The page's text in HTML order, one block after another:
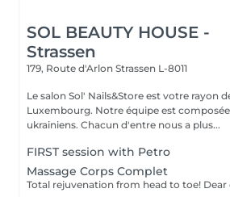
SOL BEAUTY HOUSE -
Strassen
179, Route d'Arlon Strassen L-8011
Le salon Sol' Nails&Store est votre rayon
Luxembourg. Notre équipe est composée de PROspécialistes
ukrainiens. Chacun d'entre nous a plus...
FIRST session with Petro
Massage Corps Complet